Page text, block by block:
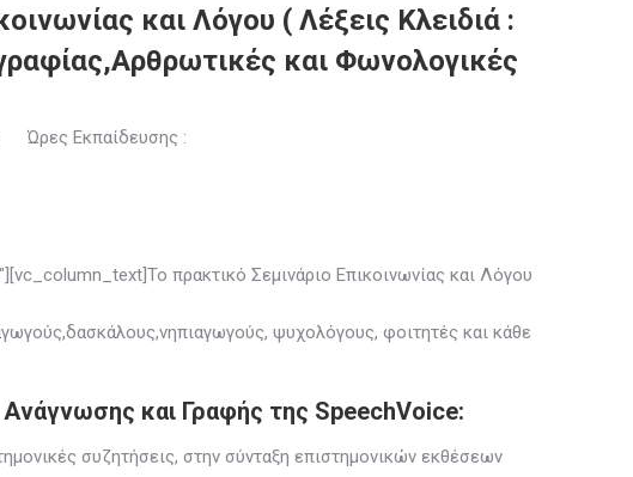
και Λόγου ( Λέξεις Κλειδιά :
και Φωνολογικές
: Ώρες Εκπαίδευσης :
πρακτικό Σεμινάριο Επικοινωνίας και Λόγου
ψυχολόγους, φοιτητές και κάθε
και Γραφής της SpeechVoice:
συζητήσεις, στην σύνταξη επιστημονικών εκθέσεων